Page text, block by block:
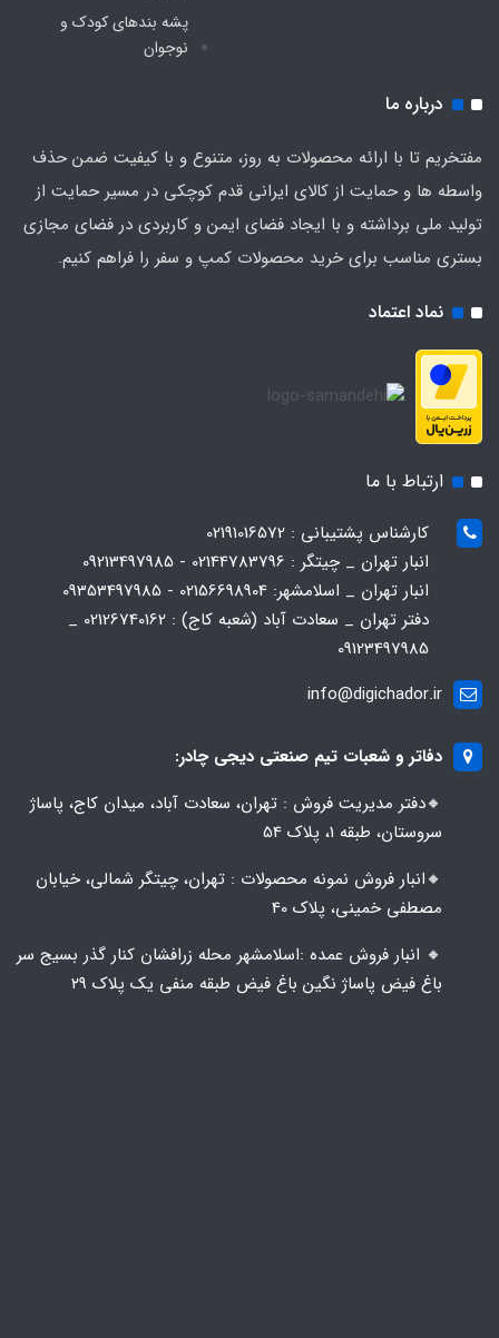
نماد اعتماد
پشه‌ بندهای کودک و
نوجوان
درباره ما
مفتخریم تا با ارائه محصولات به روز، متنوع و با کیفیت ضمن حذف
واسطه ها و حمایت از کالای ایرانی قدم کوچکی در مسیر حمایت از
تولید ملی برداشته و با ایجاد فضای ایمن و کاربردی در فضای مجازی
بستری مناسب برای خرید محصولات کمپ و سفر را فراهم کنیم.
ارتباط با ما
کارشناس پشتیبانی : 02191016572
انبار تهران _ چیتگر : 02144783796 - 09213497985
انبار تهران _ اسلامشهر: 02156698904 - 09353497985
دفتر تهران _ سعادت آباد (شعبه کاج) : 02126740162 _
09123497985
info@digichador.ir
دفاتر و شعبات تیم صنعتی دیجی چادر:
🔸️​​دفتر مدیریت فروش : تهران، سعادت آباد، میدان کاج، پاساژ
سروستان، طبقه 1، پلاک 54
🔸️​​انبار فروش نمونه محصولات : تهران، چیتگر شمالی، خیابان
مصطفی خمینی، پلاک 40
🔸️ انبار فروش عمده :اسلامشهر محله زرافشان کنار گذر بسیج سر
باغ فیض پاساژ نگین باغ فیض طبقه منفی یک پلاک ۲۹